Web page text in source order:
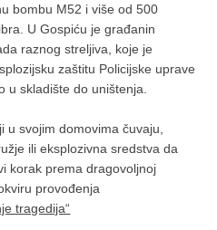
bombu M52 i više od 500
U Gospiću je građanin
raznog streljiva, koje je
zaštitu Policijske uprave
u skladište do uništenja.
svojim domovima čuvaju,
ili eksplozivna sredstva da
korak prema dragovoljnoj
provođenja
tragedija“